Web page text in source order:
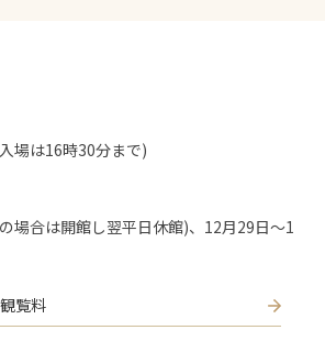
場は16時30分まで)
場合は開館し翌平日休館)、12月29日～1
覧料